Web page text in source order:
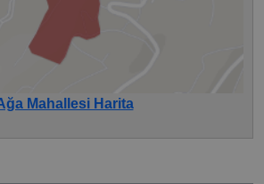
Mahallesi Harita